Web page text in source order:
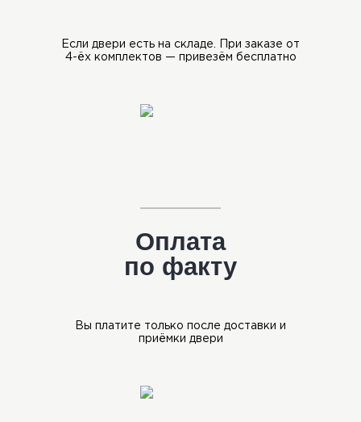
Если двери есть на складе.
При заказе от
4-ёх комплектов — привезём бесплатно
Оплата
по факту
Вы платите только после доставки и
приёмки двери